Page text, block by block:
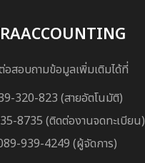
อสอบถามข้อมูลเพิ่มเติมได้ที่
320-823 (สายอัตโนมัติ)
8735 (ติดต่องานจดทะเบียน)
939-4249 (ผู้จัดการ)